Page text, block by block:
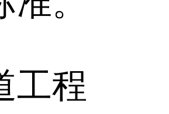
工程